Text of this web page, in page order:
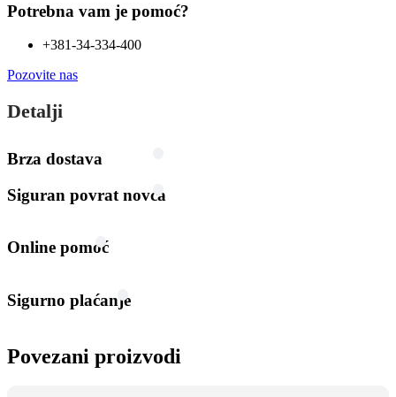
Potrebna vam je pomoć?
+381-34-334-400
Pozovite nas
Detalji
Brza dostava
Siguran povrat novca
Online pomoć
Sigurno plaćanje
Povezani proizvodi